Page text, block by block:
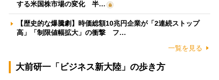
する米国株市場の変化 半…
【歴史的な爆騰劇】時価総額10兆円企業が「2連続ストップ
高」「制限値幅拡大」の衝撃 フ…
一覧を見る
大前研一「ビジネス新大陸」の歩き方